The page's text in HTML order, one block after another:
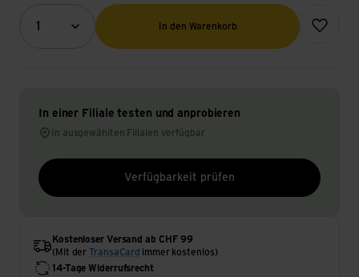
1
Menge (Optional)
In den Warenkorb
Zur
In einer Filiale testen und anprobieren
In ausgewählten Filialen verfügbar
Verfügbarkeit prüfen
Kostenloser Versand ab CHF 99
(Mit der
TransaCard immer kostenlos)
14-Tage Widerrufsrecht